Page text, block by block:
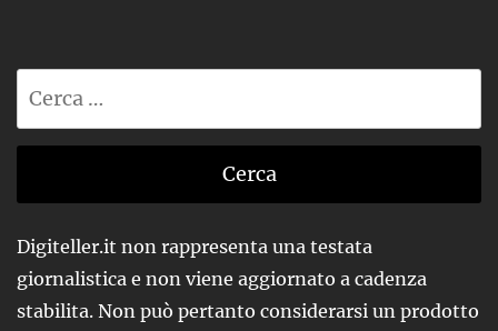
Digiteller.it non rappresenta una testata
giornalistica e non viene aggiornato a cadenza
stabilita. Non può pertanto considerarsi un prodotto